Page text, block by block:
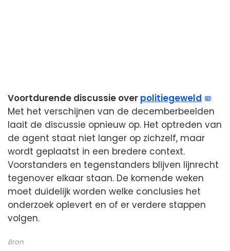
Voortdurende discussie over politiegeweld
Met het verschijnen van de decemberbeelden
laait de discussie opnieuw op. Het optreden van
de agent staat niet langer op zichzelf, maar
wordt geplaatst in een bredere context.
Voorstanders en tegenstanders blijven lijnrecht
tegenover elkaar staan. De komende weken
moet duidelijk worden welke conclusies het
onderzoek oplevert en of er verdere stappen
volgen.
Bron